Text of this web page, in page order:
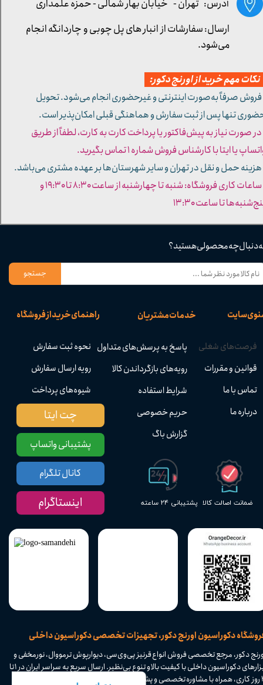
دکوراسیون اورنج دکور، تجهیزات تخصصی دکوراسیون داخلی
پشتیبانی ۲۴ ساعته ضمانت اصالت کالا
راهنمای خرید از فروشگاه
نحوه ثبت سفارش
رویه ارسال سفارش
شیوه‌های پرداخت
خدمات مشتریان
پاسخ به پرسش‌های متداول
رویه‌های بازگرداندن کالا
شرایط استفاده
حریم خصوصی
گزارش باگ
سایت
فرصت‌های شغلی
قوانین و مقررات
تماس با ما
درباره ما
دنبال چه محصولی هستید؟
جستجو
دکور، مرجع تخصصی فروش انواع قرنیز پی‌وی‌سی، دیوارپوش ترمووال، نورمخفی و
ابزارهای دکوراسیون داخلی با کیفیت بالا و تنوع بی‌نظیر. ارسال سریع به سراسر ایران در ۱ تا
۴ روز کاری، همراه با مشاوره تخصصی و پشتیبانی حرفه‌ای. با اورنج دکور، فضای داخلی
پشتیبانی واتساپ
چت ایتا
کانال تلگرام
اینستاگرام
آدرس: تهران - خیابان بهار شمالی - حمزه علمداری
مهم خرید از اورنج دکور:
صرفاً به‌صورت اینترنتی و غیرحضوری انجام می‌شود. تحویل
تنها پس از ثبت سفارش و هماهنگی قبلی امکان‌پذیر است.
صورت نیاز به پیش‌فاکتور یا پرداخت کارت به کارت، لطفاً از طریق
یا ایتا با کارشناس فروش شماره ۱ تماس بگیرید.
حمل و نقل در تهران و سایر شهرستان‌ها بر عهده مشتری می‌باشد.
- ساعات کاری فروشگاه: شنبه تا چهارشنبه از ساعت ۸:۳۰ تا ۱۹:۳۰ و
تا ساعت ۱۳:۳۰​​​​​​​
ارسال: سفارشات از انبار های پل چوبی و چاردانگه انجام
می‌شود.